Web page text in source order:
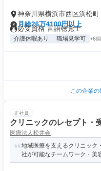
神奈川県横浜市西区浜松町
月給26万4100円以上
必要資格 言語聴覚士
介護休暇あり 職場見学可 +6個
この企業
正社員
クリニックのレセプト・
医療法人松井会
地域医療を支えるクリニック
社が可能なチームワーク・美